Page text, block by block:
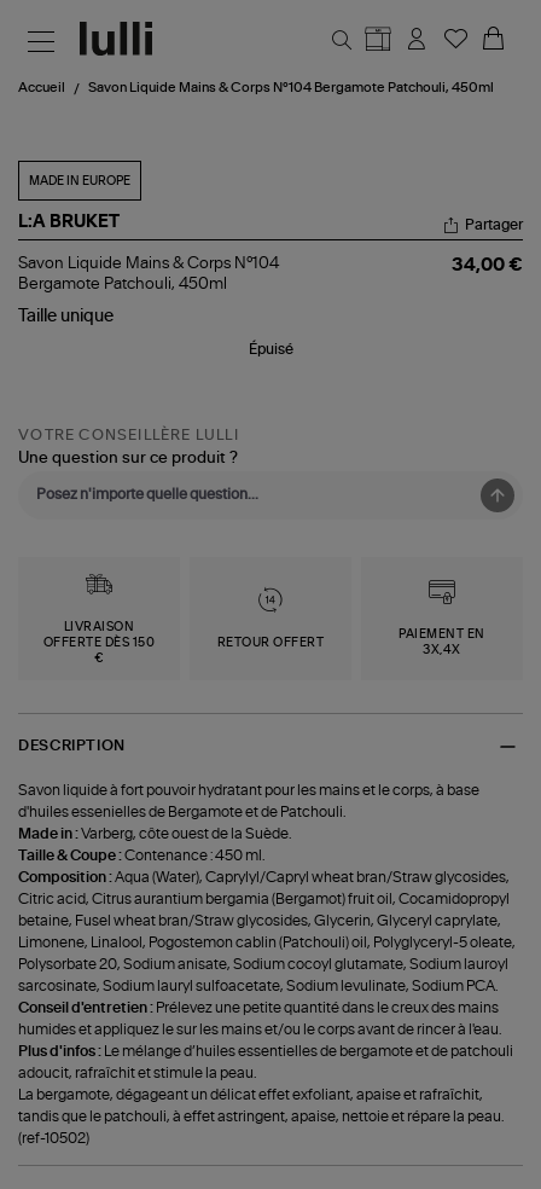
Accueil Savon Liquide Mains & Corps N°104 Bergamote Patchouli, 450ml
MADE IN EUROPE
L:A BRUKET
Savon
Liquide
Mains
&
Partager
Savon Liquide Mains & Corps N°104
Bergamote Patchouli, 450ml
34,00 €
Taille unique
Épuisé
VOTRE CONSEILLÈRE LULLI
Une question sur ce produit ?
LIVRAISON
OFFERTE DÈS 150
€
RETOUR OFFERT
PAIEMENT EN
3X,4X
DESCRIPTION
Savon liquide à fort pouvoir hydratant pour les mains et le corps, à base
d'huiles essenielles de Bergamote et de Patchouli.
Made in :Varberg, côte ouest de la Suède.
Taille & Coupe :Contenance : 450 ml.
Composition :Aqua (Water), Caprylyl/Capryl wheat bran/Straw glycosides,
Citric acid, Citrus aurantium bergamia (Bergamot) fruit oil, Cocamidopropyl
betaine, Fusel wheat bran/Straw glycosides, Glycerin, Glyceryl caprylate,
Limonene, Linalool, Pogostemon cablin (Patchouli) oil, Polyglyceryl-5 oleate,
Polysorbate 20, Sodium anisate, Sodium cocoyl glutamate, Sodium lauroyl
sarcosinate, Sodium lauryl sulfoacetate, Sodium levulinate, Sodium PCA.
Conseil d'entretien : Prélevez une petite quantité dans le creux des mains
humides et appliquez le sur les mains et/ou le corps avant de rincer à l'eau.
Plus d'infos :
Le mélange d’huiles essentielles de bergamote et de patchouli
adoucit, rafraîchit et stimule la peau.
La bergamote, dégageant un délicat effet exfoliant, apaise et rafraîchit,
tandis que le patchouli, à effet astringent, apaise, nettoie et répare la peau.
(ref-10502)